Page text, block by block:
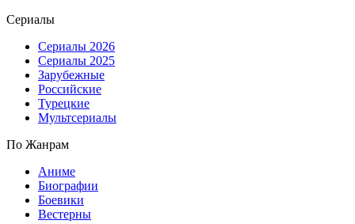
Сериалы
Сериалы 2026
Сериалы 2025
Зарубежные
Российские
Турецкие
Мультсериалы
По Жанрам
Аниме
Биографии
Боевики
Вестерны